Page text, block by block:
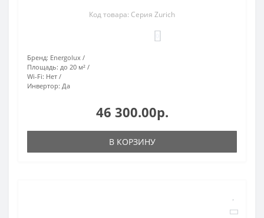
Код товара: Серия Zurich
Бренд: Energolux
Площадь: до 20 м²
Wi-Fi: Нет
Инвертор: Да
46 300.00р.
В КОРЗИНУ